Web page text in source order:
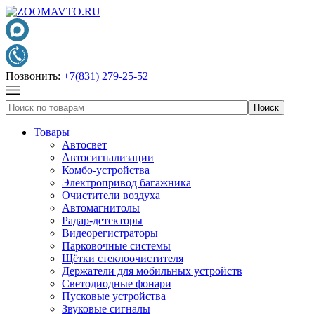
Позвонить: +7(831) 279-25-52
Товары
Автосвет
Автосигнализации
Комбо-устройства
Электропривод багажника
Очистители воздуха
Автомагнитолы
Радар-детекторы
Видеорегистраторы
Парковочные системы
Щётки стеклоочистителя
Держатели для мобильных устройств
Светодиодные фонари
Пусковые устройства
Звуковые сигналы